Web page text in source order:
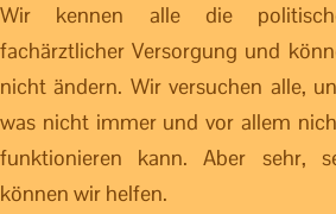
Wir kennen alle die
fachärztlicher Versorgung und
nicht ändern. Wir versuchen alle,
was nicht immer und vor allem
funktionieren kann. Aber sehr,
können wir helfen.